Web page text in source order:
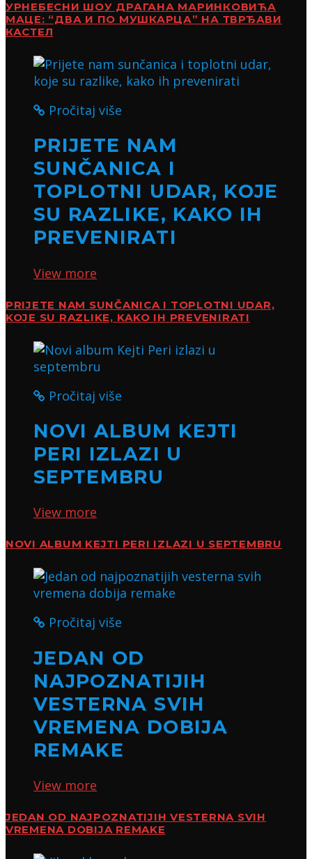
УРНЕБЕСНИ ШОУ ДРАГАНА МАРИНКОВИЋА
МАЦЕ: “ДВА И ПО МУШКАРЦА” НА ТВРЂАВИ
КАСТЕЛ
Pročitaj više
PRIJETE NAM
SUNČANICA I
TOPLOTNI UDAR, KOJE
SU RAZLIKE, KAKO IH
PREVENIRATI
View more
PRIJETE NAM SUNČANICA I TOPLOTNI UDAR,
KOJE SU RAZLIKE, KAKO IH PREVENIRATI
Pročitaj više
NOVI ALBUM KEJTI
PERI IZLAZI U
SEPTEMBRU
View more
NOVI ALBUM KEJTI PERI IZLAZI U SEPTEMBRU
Pročitaj više
JEDAN OD
NAJPOZNATIJIH
VESTERNA SVIH
VREMENA DOBIJA
REMAKE
View more
JEDAN OD NAJPOZNATIJIH VESTERNA SVIH
VREMENA DOBIJA REMAKE